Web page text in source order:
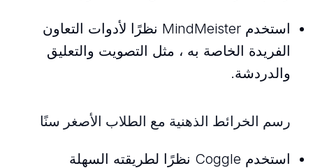
استخدم MindMeister نظرًا لأدوات التعاون
الفريدة الخاصة به ، مثل التصويت والتعليق
والدردشة.
رسم الخرائط الذهنية مع الطلاب الأصغر سنًا
استخدم Coggle نظرًا لطريقته السهلة